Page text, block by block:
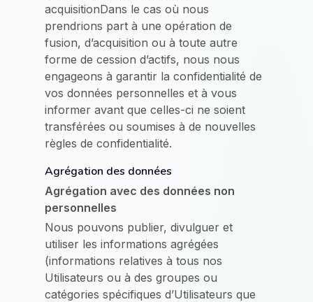
acquisitionDans le cas où nous
prendrions part à une opération de
fusion, d’acquisition ou à toute autre
forme de cession d’actifs, nous nous
engageons à garantir la confidentialité de
vos données personnelles et à vous
informer avant que celles-ci ne soient
transférées ou soumises à de nouvelles
règles de confidentialité.
Agrégation des données
Agrégation avec des données non
personnelles
Nous pouvons publier, divulguer et
utiliser les informations agrégées
(informations relatives à tous nos
Utilisateurs ou à des groupes ou
catégories spécifiques d’Utilisateurs que